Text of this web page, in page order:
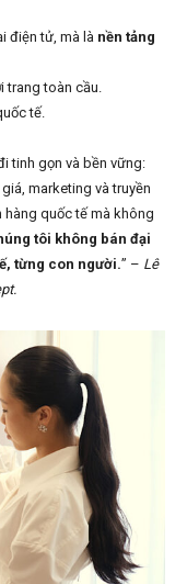
điện tử, mà là nền tảng
trang toàn cầu.
tế.
tinh gọn và bền vững:
marketing và truyền
quốc tế mà không
tôi không bán đại
từng con người.” – Lê